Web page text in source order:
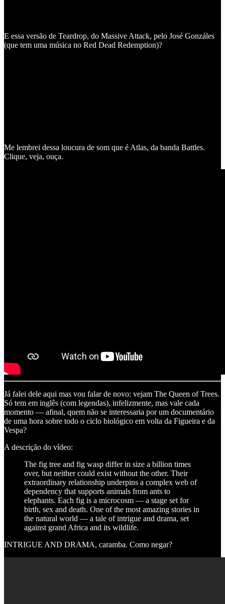
E essa versão de Teardrop, do Massive Attack, pelo José Gonzáles
(que tem uma música no Red Dead Redemption)?
Me lembrei dessa loucura de som que é Atlas, da banda Battles.
Clique, veja, ouça.
Já falei dele aqui mas vou falar de novo: vejam The Queen of Trees.
Só tem em inglês (com legendas), infelizmente, mas vale cada
momento — afinal, quem não se interessaria por um documentário
de uma hora sobre todo o ciclo biológico em volta da Figueira e da
Vespa?
A descrição do vídeo:
The fig tree and fig wasp differ in size a billion times
over, but neither could exist without the other. Their
extraordinary relationship underpins a complex web of
dependency that supports animals from ants to
elephants. Each fig is a microcosm — a stage set for
birth, sex and death. One of the most amazing stories in
the natural world — a tale of intrigue and drama, set
against grand Africa and its wildlife.
INTRIGUE AND DRAMA, caramba. Como negar?